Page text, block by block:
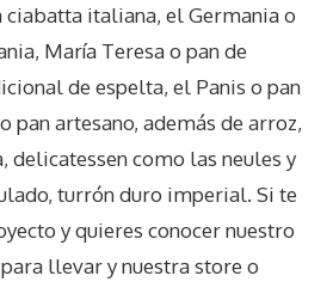
italiana, el Germania o
María Teresa o pan de
de espelta, el Panis o pan
pan artesano, además de arroz,
delicatessen como las neules y
turrón duro imperial. Si te
y quieres conocer nuestro
llevar y nuestra store o